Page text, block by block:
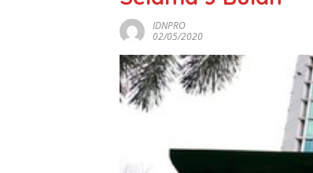
IDNPRO
02/05/2020